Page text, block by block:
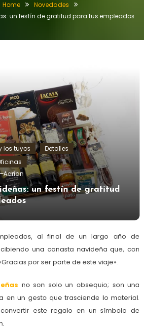
Home
Novedades
un festín de gratitud para tus empleados
los tuyos
Detalles
Adrian
un festín de gratitud
al final de un largo año de
una canasta navideña que, con
por ser parte de este viaje».
no son solo un obsequio; son una
en un gesto que trasciende lo material.
este regalo en un símbolo de